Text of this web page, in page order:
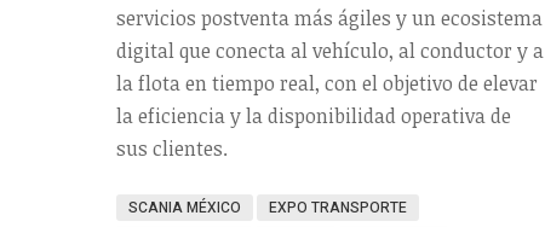
servicios postventa más ágiles y un ecosistema
digital que conecta al vehículo, al conductor y a
la flota en tiempo real, con el objetivo de elevar
la eficiencia y la disponibilidad operativa de
sus clientes.
SCANIA MÉXICO
EXPO TRANSPORTE